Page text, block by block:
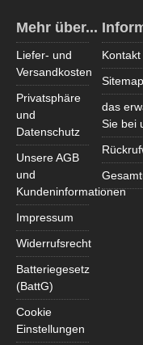
Mehr über...
Liefer- und
Versandkosten
Privatsphäre
und
Datenschutz
Unsere AGB
und
Kundeninformationen
Impressum
Widerrufsrecht
Batteriegesetz
(BattG)
Cookie
Einstellungen
Kontakt
Sitemap
das
Sie bei